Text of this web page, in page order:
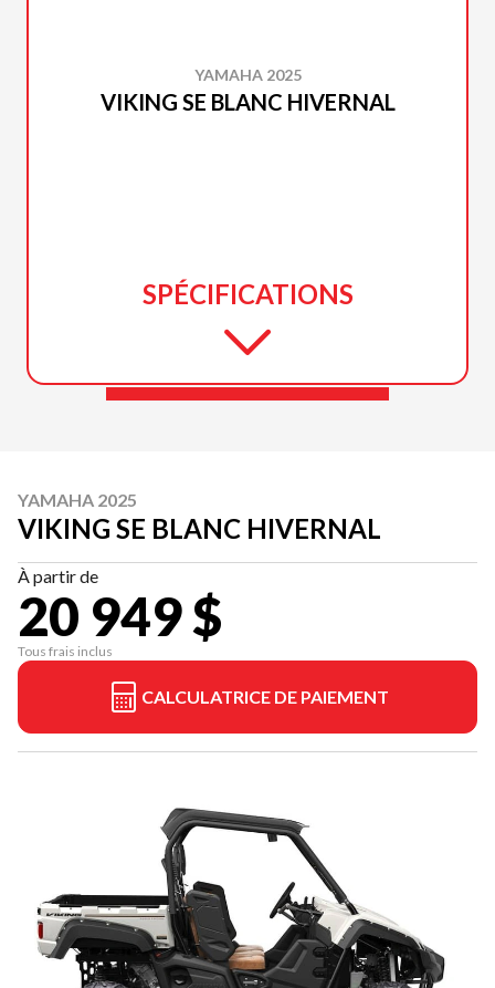
YAMAHA 2025
VIKING SE BLANC HIVERNAL
SPÉCIFICATIONS
YAMAHA 2025
VIKING SE BLANC HIVERNAL
À partir de
20 949 $
Tous frais inclus
CALCULATRICE DE PAIEMENT